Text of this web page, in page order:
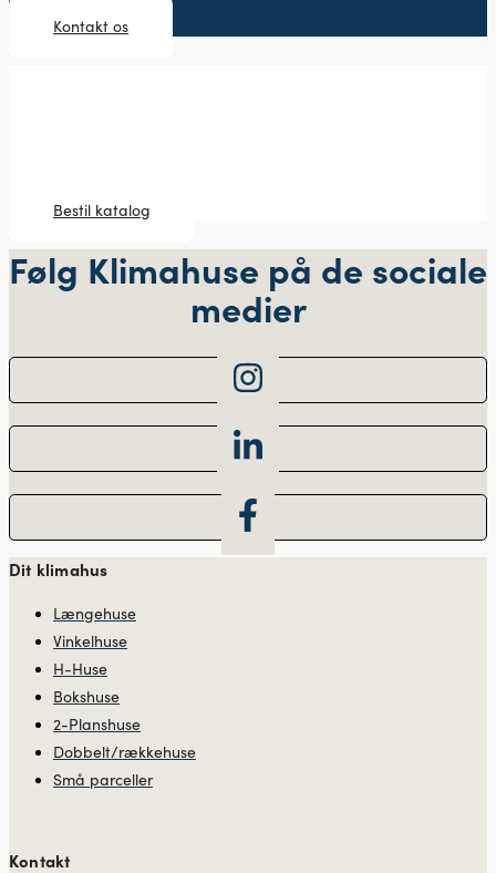
Kontakt os
Bestil katalog
Følg Klimahuse på de sociale
medier
Dit klimahus
Længehuse
Vinkelhuse
H-Huse
Bokshuse
2-Planshuse
Dobbelt/rækkehuse
Små parceller
Kontakt